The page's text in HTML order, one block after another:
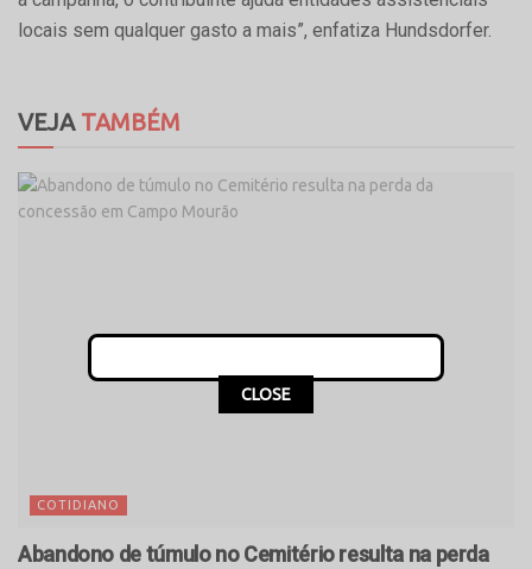
locais sem qualquer gasto a mais”, enfatiza Hundsdorfer.
VEJATAMBÉM
COTIDIANO
Abandono de túmulo no Cemitério resulta na perda
CLOSE